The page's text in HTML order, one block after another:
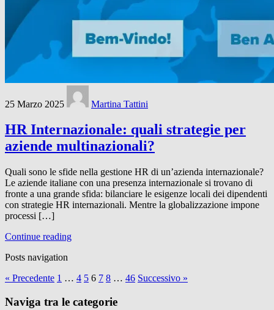
25 Marzo 2025 Martina Tattini
HR Internazionale: quali strategie per
aziende multinazionali?
Quali sono le sfide nella gestione HR di un’azienda internazionale?
Le aziende italiane con una presenza internazionale si trovano di
fronte a una grande sfida: bilanciare le esigenze locali dei dipendenti
con strategie HR internazionali. Mentre la globalizzazione impone
processi […]
Continue reading
Posts navigation
« Precedente 1 … 4 5 6 7 8 … 46 Successivo »
Naviga tra le categorie